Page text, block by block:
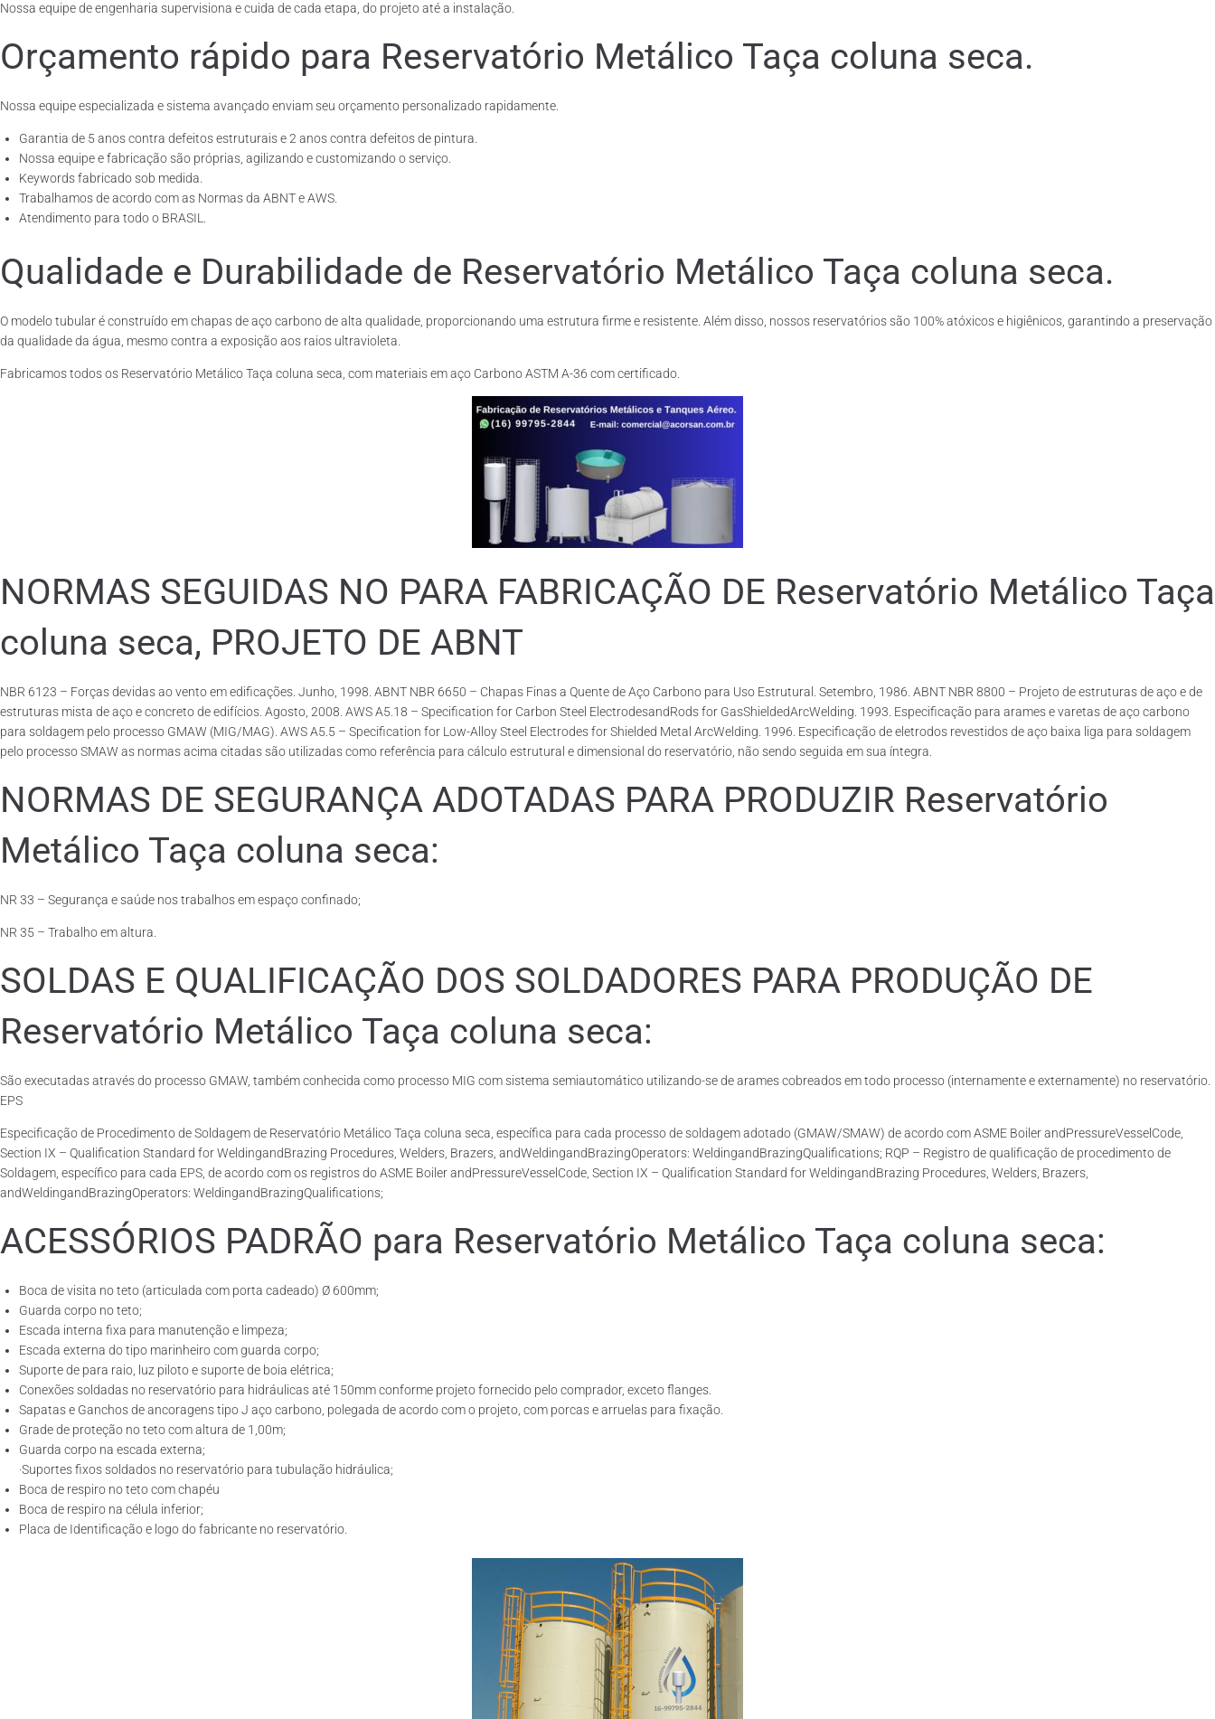
Nossa equipe de engenharia supervisiona e cuida de cada etapa, do projeto até a instalação.
Orçamento rápido para Reservatório Metálico Taça coluna seca.
Nossa equipe especializada e sistema avançado enviam seu orçamento personalizado rapidamente.
Garantia de 5 anos contra defeitos estruturais e 2 anos contra defeitos de pintura.
Nossa equipe e fabricação são próprias, agilizando e customizando o serviço.
Keywords fabricado sob medida.
Trabalhamos de acordo com as Normas da ABNT e AWS.
Atendimento para todo o BRASIL.
Qualidade e Durabilidade de Reservatório Metálico Taça coluna seca.
O modelo tubular é construído em chapas de aço carbono de alta qualidade, proporcionando uma estrutura firme e resistente. Além disso, nossos reservatórios são 100% atóxicos e higiênicos, garantindo a preservação
da qualidade da água, mesmo contra a exposição aos raios ultravioleta.
Fabricamos todos os Reservatório Metálico Taça coluna seca, com materiais em aço Carbono ASTM A-36 com certificado.
NORMAS SEGUIDAS NO PARA FABRICAÇÃO DE Reservatório Metálico Taça
coluna seca, PROJETO DE ABNT
NBR 6123 – Forças devidas ao vento em edificações. Junho, 1998. ABNT NBR 6650 – Chapas Finas a Quente de Aço Carbono para Uso Estrutural. Setembro, 1986. ABNT NBR 8800 – Projeto de estruturas de aço e de
estruturas mista de aço e concreto de edifícios. Agosto, 2008. AWS A5.18 – Specification for Carbon Steel ElectrodesandRods for GasShieldedArcWelding. 1993. Especificação para arames e varetas de aço carbono
para soldagem pelo processo GMAW (MIG/MAG). AWS A5.5 – Specification for Low-Alloy Steel Electrodes for Shielded Metal ArcWelding. 1996. Especificação de eletrodos revestidos de aço baixa liga para soldagem
pelo processo SMAW as normas acima citadas são utilizadas como referência para cálculo estrutural e dimensional do reservatório, não sendo seguida em sua íntegra.
NORMAS DE SEGURANÇA ADOTADAS PARA PRODUZIR Reservatório
Metálico Taça coluna seca:
NR 33 – Segurança e saúde nos trabalhos em espaço confinado;
NR 35 – Trabalho em altura.
SOLDAS E QUALIFICAÇÃO DOS SOLDADORES PARA PRODUÇÃO DE
Reservatório Metálico Taça coluna seca:
São executadas através do processo GMAW, também conhecida como processo MIG com sistema semiautomático utilizando-se de arames cobreados em todo processo (internamente e externamente) no reservatório.
EPS
Especificação de Procedimento de Soldagem de Reservatório Metálico Taça coluna seca, específica para cada processo de soldagem adotado (GMAW/SMAW) de acordo com ASME Boiler andPressureVesselCode,
Section IX – Qualification Standard for WeldingandBrazing Procedures, Welders, Brazers, andWeldingandBrazingOperators: WeldingandBrazingQualifications; RQP – Registro de qualificação de procedimento de
Soldagem, específico para cada EPS, de acordo com os registros do ASME Boiler andPressureVesselCode, Section IX – Qualification Standard for WeldingandBrazing Procedures, Welders, Brazers,
andWeldingandBrazingOperators: WeldingandBrazingQualifications;
ACESSÓRIOS PADRÃO para Reservatório Metálico Taça coluna seca:
Boca de visita no teto (articulada com porta cadeado) Ø 600mm;
Guarda corpo no teto;
Escada interna fixa para manutenção e limpeza;
Escada externa do tipo marinheiro com guarda corpo;
Suporte de para raio, luz piloto e suporte de boia elétrica;
Conexões soldadas no reservatório para hidráulicas até 150mm conforme projeto fornecido pelo comprador, exceto flanges.
Sapatas e Ganchos de ancoragens tipo J aço carbono, polegada de acordo com o projeto, com porcas e arruelas para fixação.
Grade de proteção no teto com altura de 1,00m;
Guarda corpo na escada externa;
·Suportes fixos soldados no reservatório para tubulação hidráulica;
Boca de respiro no teto com chapéu
Boca de respiro na célula inferior;
Placa de Identificação e logo do fabricante no reservatório.